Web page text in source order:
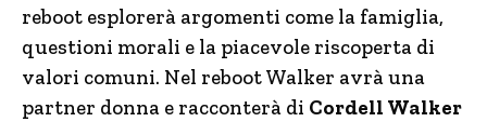
reboot esplorerà argomenti come la famiglia,
questioni morali e la piacevole riscoperta di
valori comuni. Nel reboot Walker avrà una
partner donna e racconterà di Cordell Walker